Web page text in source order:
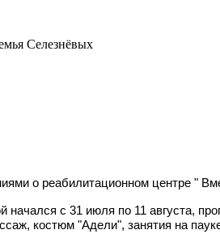
Селезнёвых
о реабилитационном центре "
с 31 июля по 11 августа,
костюм "Адели", занятия на